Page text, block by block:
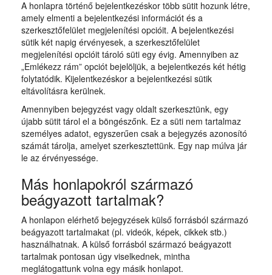
A honlapra történő bejelentkezéskor több sütit hozunk létre,
amely elmenti a bejelentkezési információt és a
szerkesztőfelület megjelenítési opcióit. A bejelentkezési
sütik két napig érvényesek, a szerkesztőfelület
megjelenítési opcióit tároló süti egy évig. Amennyiben az
„Emlékezz rám” opciót bejelöljük, a bejelentkezés két hétig
folytatódik. Kijelentkezéskor a bejelentkezési sütik
eltávolításra kerülnek.
Amennyiben bejegyzést vagy oldalt szerkesztünk, egy
újabb sütit tárol el a böngészőnk. Ez a süti nem tartalmaz
személyes adatot, egyszerűen csak a bejegyzés azonosító
számát tárolja, amelyet szerkesztettünk. Egy nap múlva jár
le az érvényessége.
Más honlapokról származó
beágyazott tartalmak?
A honlapon elérhető bejegyzések külső forrásból származó
beágyazott tartalmakat (pl. videók, képek, cikkek stb.)
használhatnak. A külső forrásból származó beágyazott
tartalmak pontosan úgy viselkednek, mintha
meglátogattunk volna egy másik honlapot.